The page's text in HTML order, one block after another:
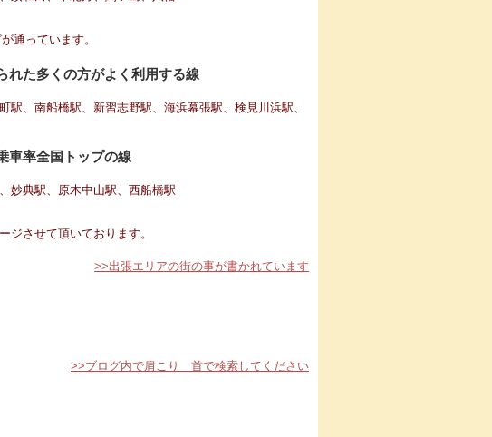
ています。
た多くの方がよく利用する線
、南船橋駅、新習志野駅、海浜幕張駅、検見川浜駅、
率全国トップの線
妙典駅、原木中山駅、西船橋駅
ジさせて頂いております。
>>出張エリアの街の事が書かれています
>>ブログ内で肩こり 首で検索してください